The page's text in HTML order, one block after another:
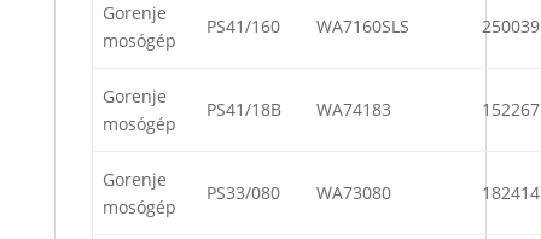
Gorenje
mosógép
PS41/160 WA7160SLS 250039
Gorenje
mosógép
PS41/18B WA74183 152267
Gorenje
mosógép
PS33/080 WA73080 182414